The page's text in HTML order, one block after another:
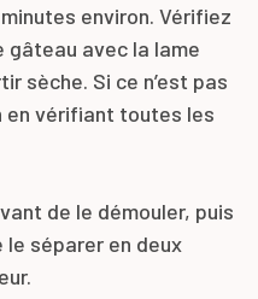
environ. Vérifiez
gâteau avec la lame
sèche. Si ce n’est pas
en vérifiant toutes les
de le démouler, puis
séparer en deux